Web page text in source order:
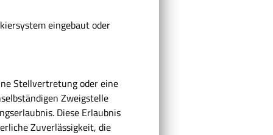
eingebaut oder
Stellvertretung oder eine
Zweigstelle
Diese Erlaubnis
Zuverlässigkeit, die